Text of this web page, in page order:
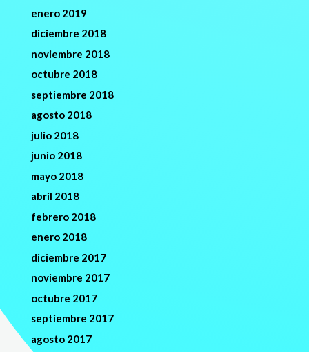
enero 2019
diciembre 2018
noviembre 2018
octubre 2018
septiembre 2018
agosto 2018
julio 2018
junio 2018
mayo 2018
abril 2018
febrero 2018
enero 2018
diciembre 2017
noviembre 2017
octubre 2017
septiembre 2017
agosto 2017